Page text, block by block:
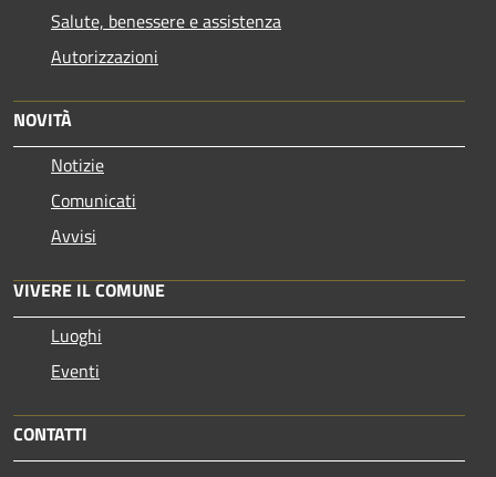
Salute, benessere e assistenza
Autorizzazioni
NOVITÀ
Notizie
Comunicati
Avvisi
VIVERE IL COMUNE
Luoghi
Eventi
CONTATTI